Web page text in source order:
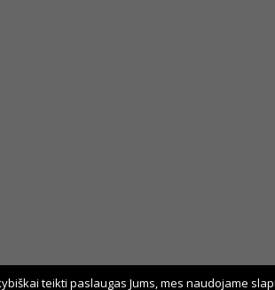
teikti paslaugas Jums, mes naudojame